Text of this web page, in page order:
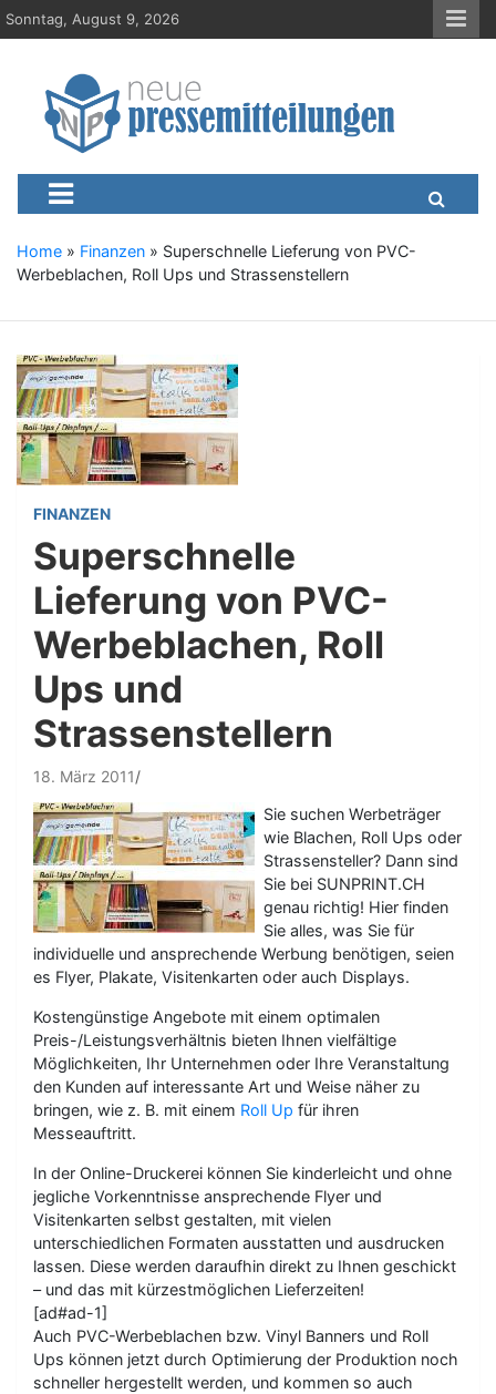
S
k
Sonntag, August 9, 2026
Neue-
Presseportal, Nachrichten, News, Meldungen, Wirtschaft
Home » Finanzen » Superschnelle Lieferung von PVC-
Werbeblachen, Roll Ups und Strassenstellern
FINANZEN
Superschnelle
Lieferung von PVC-
Werbeblachen, Roll
Ups und
Strassenstellern
18. März 2011
Sie suchen Werbeträger
wie Blachen, Roll Ups oder
Strassensteller? Dann sind
Sie bei SUNPRINT.CH
genau richtig! Hier finden
Sie alles, was Sie für
individuelle und ansprechende Werbung benötigen, seien
es Flyer, Plakate, Visitenkarten oder auch Displays.
Kostengünstige Angebote mit einem optimalen
Preis-/Leistungsverhältnis bieten Ihnen vielfältige
Möglichkeiten, Ihr Unternehmen oder Ihre Veranstaltung
den Kunden auf interessante Art und Weise näher zu
bringen, wie z. B. mit einem Roll Up für ihren
Messeauftritt.
In der Online-Druckerei können Sie kinderleicht und ohne
jegliche Vorkenntnisse ansprechende Flyer und
Visitenkarten selbst gestalten, mit vielen
unterschiedlichen Formaten ausstatten und ausdrucken
lassen. Diese werden daraufhin direkt zu Ihnen geschickt
– und das mit kürzestmöglichen Lieferzeiten!
[ad#ad-1]
Auch PVC-Werbeblachen bzw. Vinyl Banners und Roll
Ups können jetzt durch Optimierung der Produktion noch
schneller hergestellt werden, und kommen so auch